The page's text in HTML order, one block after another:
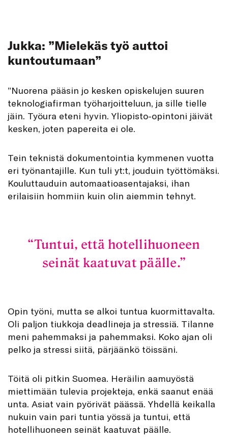
Jukka: ”Mielekäs työ auttoi
kuntoutumaan”
”Nuorena pääsin jo kesken opiskelujen suuren
teknologiafirman työharjoitteluun, ja sille tielle
jäin. Työura eteni hyvin. Yliopisto-opintoni jäivät
kesken, joten papereita ei ole.
Tein teknistä dokumentointia kymmenen vuotta
eri työnantajille. Kun tuli yt:t, jouduin työttömäksi.
Kouluttauduin automaatioasentajaksi, ihan
erilaisiin hommiin kuin olin aiemmin tehnyt.
Tuntui, että hotellihuoneen
seinät kaatuvat päälle.
Opin työni, mutta se alkoi tuntua kuormittavalta.
Oli paljon tiukkoja deadlineja ja stressiä. Tilanne
meni pahemmaksi ja pahemmaksi. Koko ajan oli
pelko ja stressi siitä, pärjäänkö töissäni.
Töitä oli pitkin Suomea. Heräilin aamuyöstä
miettimään tulevia projekteja, enkä saanut enää
unta. Asiat vain pyörivät päässä. Yhdellä keikalla
nukuin vain pari tuntia yössä ja tuntui, että
hotellihuoneen seinät kaatuvat päälle.